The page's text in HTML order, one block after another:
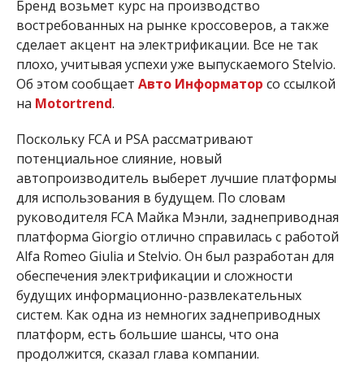
Бренд возьмет курс на производство
востребованных на рынке кроссоверов, а также
сделает акцент на электрификации. Все не так
плохо, учитывая успехи уже выпускаемого Stelvio.
Об этом сообщает Авто Информатор со ссылкой
на Motortrend.
Поскольку FCA и PSA рассматривают
потенциальное слияние, новый
автопроизводитель выберет лучшие платформы
для использования в будущем. По словам
руководителя FCA Майка Мэнли, заднеприводная
платформа Giorgio отлично справилась с работой
Alfa Romeo Giulia и Stelvio. Он был разработан для
обеспечения электрификации и сложности
будущих информационно-развлекательных
систем. Как одна из немногих заднеприводных
платформ, есть большие шансы, что она
продолжится, сказал глава компании.